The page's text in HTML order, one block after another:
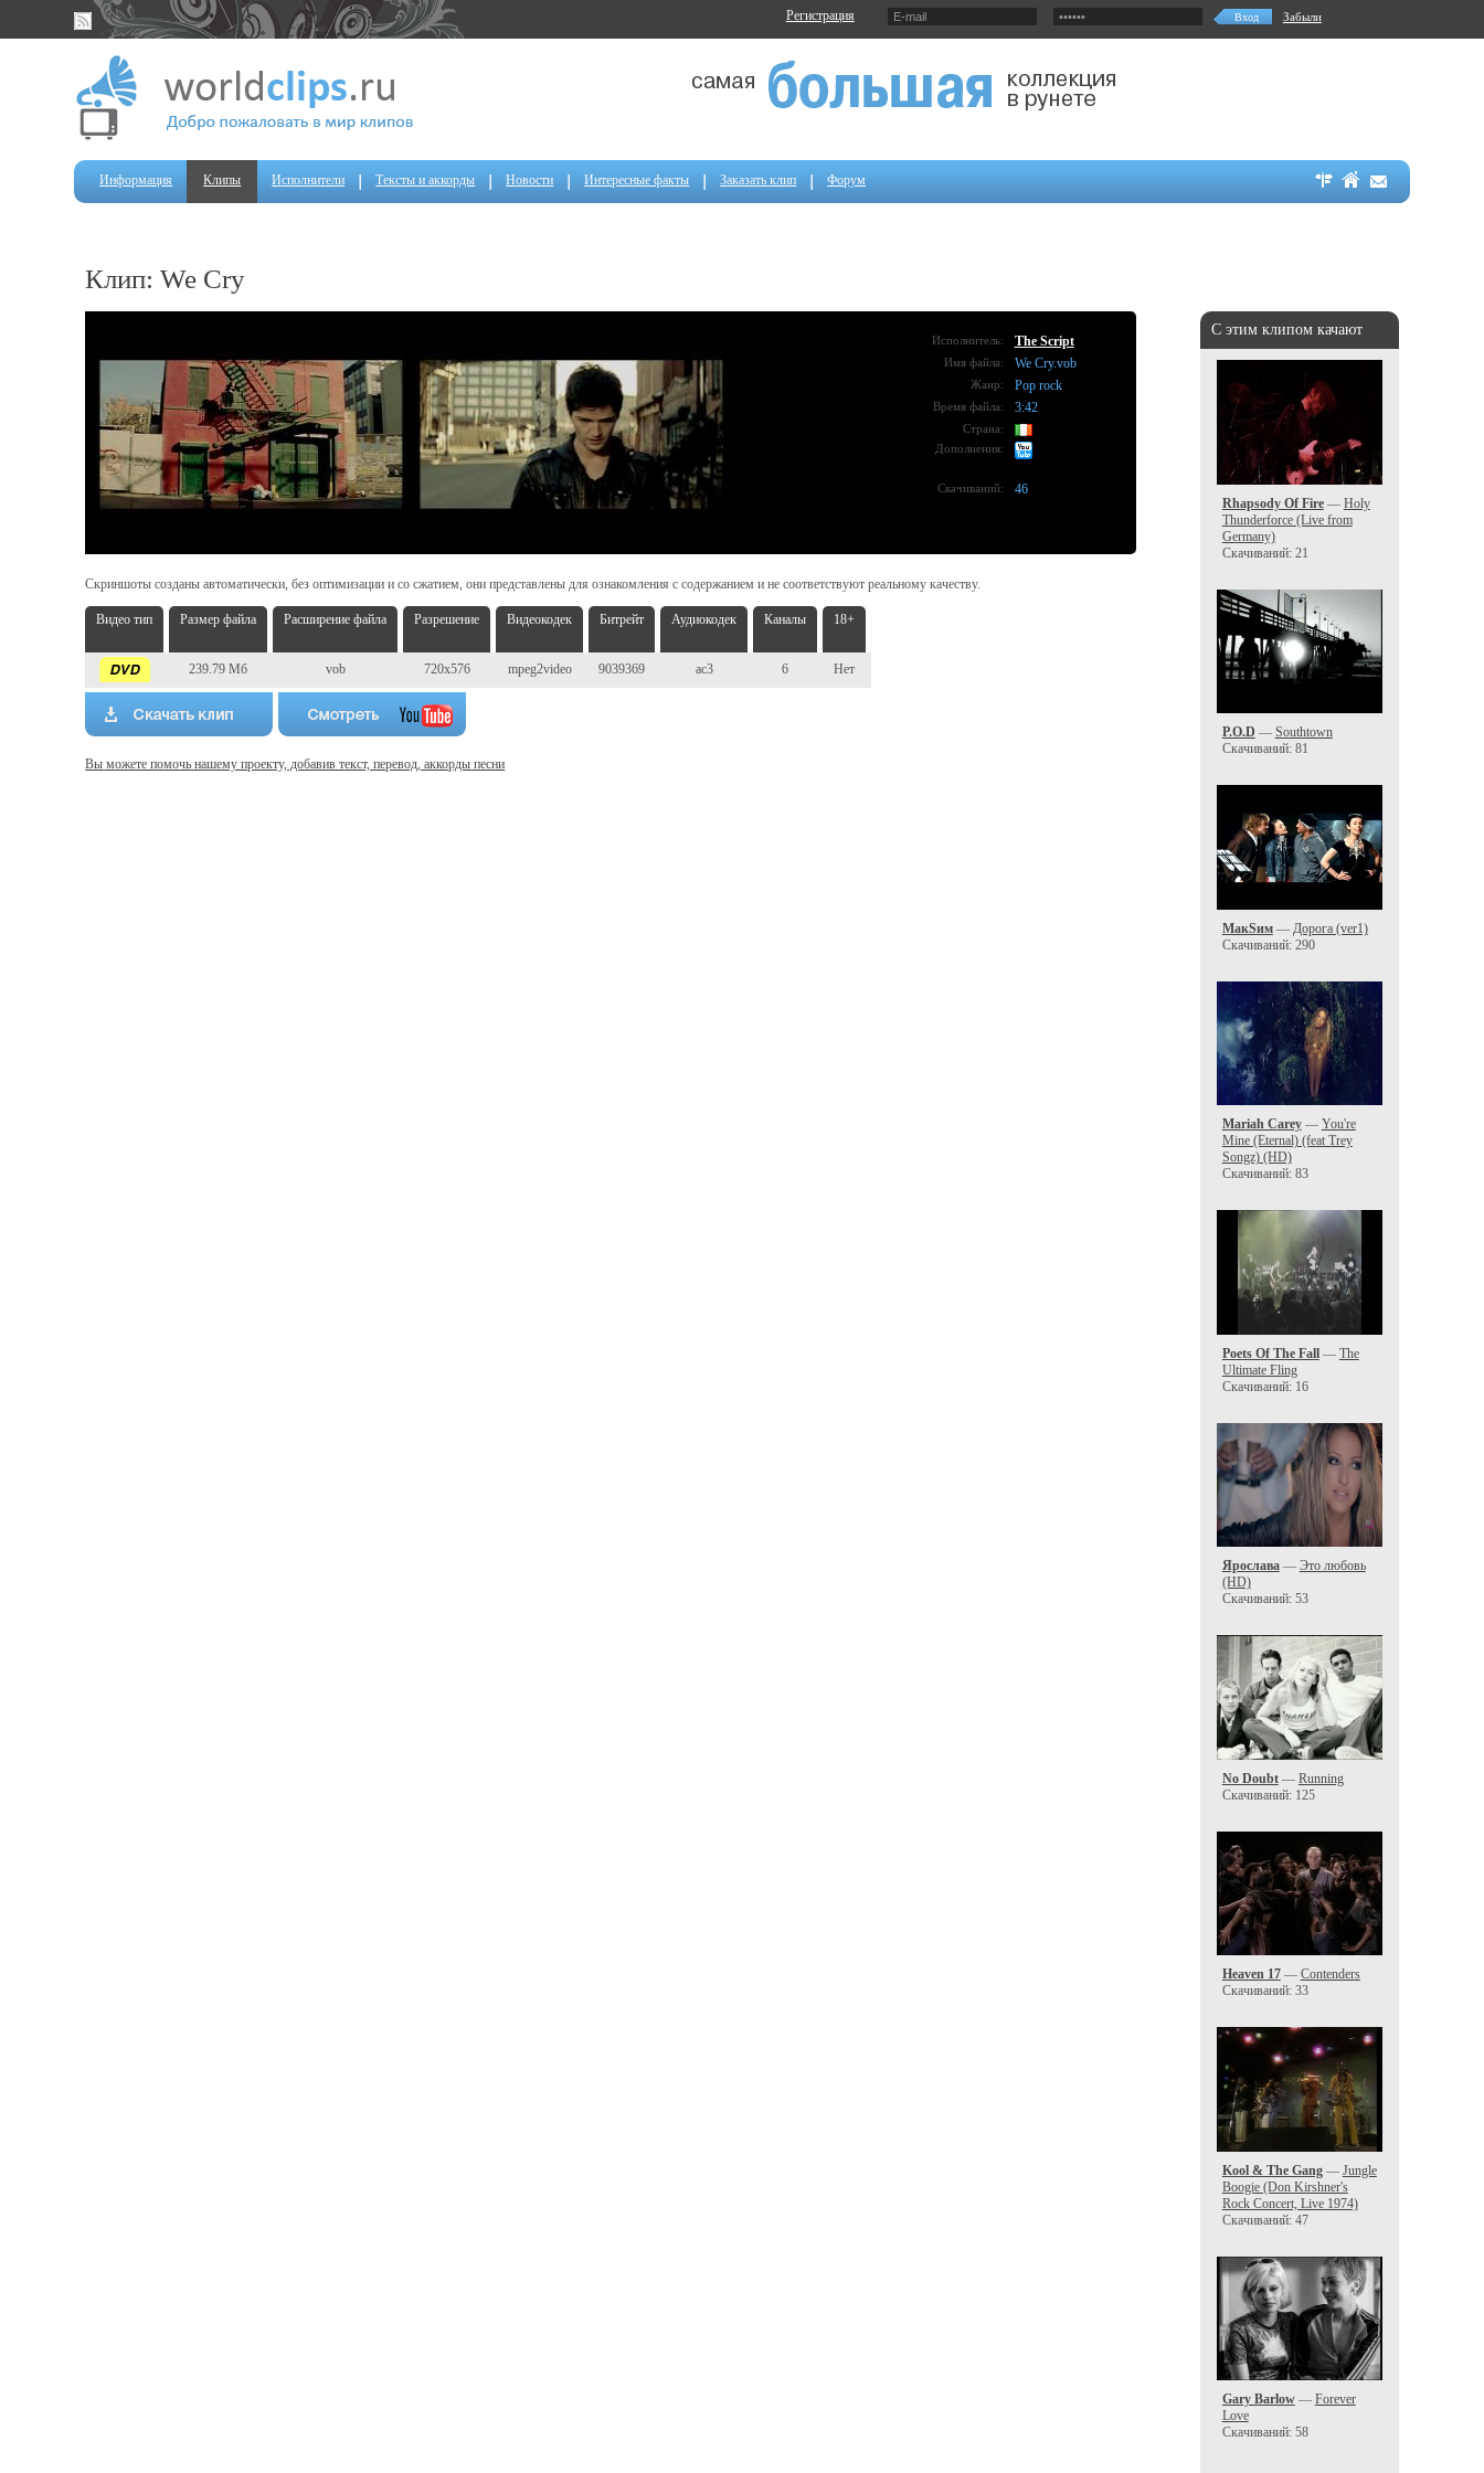
Регистрация Забыли
Информация Клипы Исполнители Тексты и аккорды Новости Интересные факты Заказать клип Форум
Клип: We Cry
С этим клипом качают
Rhapsody Of Fire— Holy
Thunderforce (Live from
Germany)
Скачиваний: 21
P.O.D — Southtown
Скачиваний: 81
МакSим— Дорога (ver1)
Скачиваний: 290
Mariah Carey— You're
Mine (Eternal) (feat Trey
Songz) (HD)
Скачиваний: 83
Poets Of The Fall— The
Ultimate Fling
Скачиваний: 16
Ярослава— Это любовь
(HD)
Скачиваний: 53
No Doubt— Running
Скачиваний: 125
Heaven 17— Contenders
Скачиваний: 33
Kool & The Gang— Jungle
Boogie (Don Kirshner's
Rock Concert, Live 1974)
Скачиваний: 47
Gary Barlow— Forever
Love
Скачиваний: 58
Исполнитель: The Script
Имя файла: We Cry.vob
Жанр: Pop rock
Время файла: 3:42
Страна:
Дополнения:
Скачиваний: 46
Скриншоты созданы автоматически, без оптимизации и со сжатием, они представлены для ознакомления с содержанием и не соответствуют реальному качеству.
Видео тип Размер файла Расширение файла Разрешение Видеокодек Битрейт Аудиокодек Каналы 18+
239.79 Мб vob 720x576 mpeg2video 9039369 ac3 6 Нет
Вы можете помочь нашему проекту, добавив текст, перевод, аккорды песни